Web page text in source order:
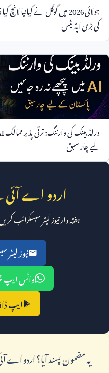
جولائی2026میں گوگل نے کیا نیا لانچ کیا؟
کی بڑی اپڈیٹس
ورلڈ بینک کی وارننگ: ترقی پذیر ممالک
لیے چار سبق
اردو اے
ہفتہ وار نیوز لیٹر سبسکرائب
نیوز
واٹس ایپ
ایپ
يہ مضمون پسند آيا؟ اردو اے